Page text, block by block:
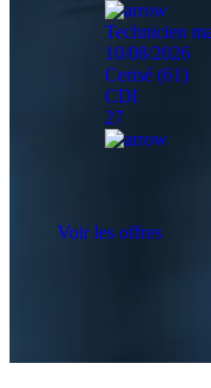
Technicien
10/08/2026
Cerisé (61)
CDI
27
Voir les offres